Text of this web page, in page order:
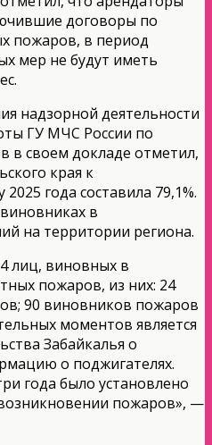
договоры по
пожаров, в период
мер не будут иметь
надзорной деятельности
ГУ МЧС России по
в своем докладе отметил,
края к
года составила 79,1%.
в
на территории региона.
лиц, виновных в
пожаров, из них: 24
90 виновников пожаров
моментов является
Забайкалья о
о поджигателях.
года было установлено
пожаров», —